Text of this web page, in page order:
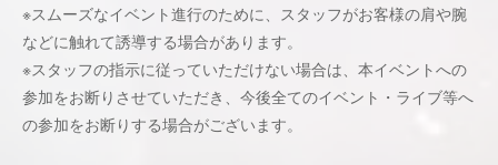
※スムーズなイベント進行のために、スタッフがお客様の肩や腕
などに触れて誘導する場合があります。
※スタッフの指示に従っていただけない場合は、本イベントへの
参加をお断りさせていただき、今後全てのイベント・ライブ等へ
の参加をお断りする場合がございます。